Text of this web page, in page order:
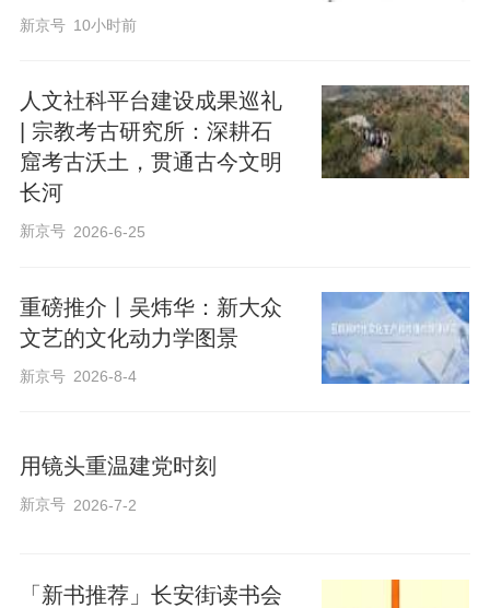
新京号 10小时前
人文社科平台建设成果巡礼
| 宗教考古研究所：深耕石
窟考古沃土，贯通古今文明
长河
新京号 2026-6-25
重磅推介丨吴炜华：新大众
文艺的文化动力学图景
新京号 2026-8-4
用镜头重温建党时刻
新京号 2026-7-2
「新书推荐」长安街读书会